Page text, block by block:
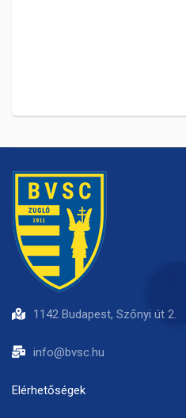
1142 Budapest, Szőnyi út 2.
info@bvsc.hu
Elérhetőségek